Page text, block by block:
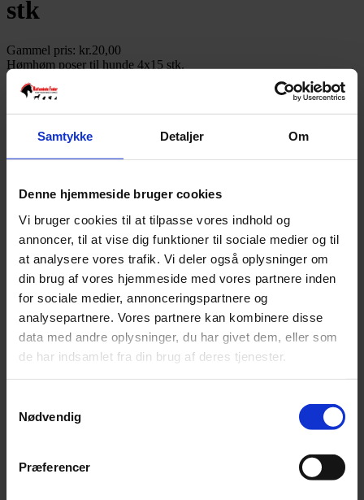
Samtykke Detaljer Om
Denne hjemmeside bruger cookies
Vi bruger cookies til at tilpasse vores indhold og
annoncer, til at vise dig funktioner til sociale medier og til
at analysere vores trafik. Vi deler også oplysninger om
din brug af vores hjemmeside med vores partnere inden
for sociale medier, annonceringspartnere og
analysepartnere. Vores partnere kan kombinere disse
data med andre oplysninger, du har givet dem, eller som
de har indsamlet fra din brug af deres tjenester.
Nødvendig
Præferencer
stk
Gammel pris: kr.20,00
Hømhøm poser til hunde 4x15 stk.
Ikke på lager
Varenummer: 5400585060898
Material: PE polyethylene
A bag measures 320 x 220 mm
SKU
5400585060898
Weight
0,3 kg
Relaterede produkter